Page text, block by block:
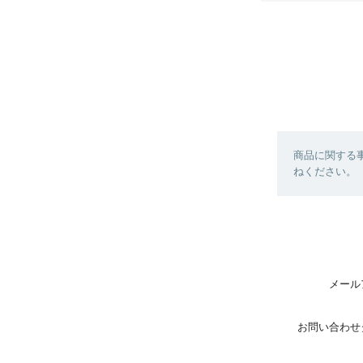
商品に関する
ねください。
メー
お問い合わ